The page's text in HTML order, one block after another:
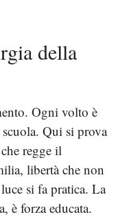
della
Ogni volto è
Qui si prova
regge il
libertà che non
si fa pratica. La
è forza educata.